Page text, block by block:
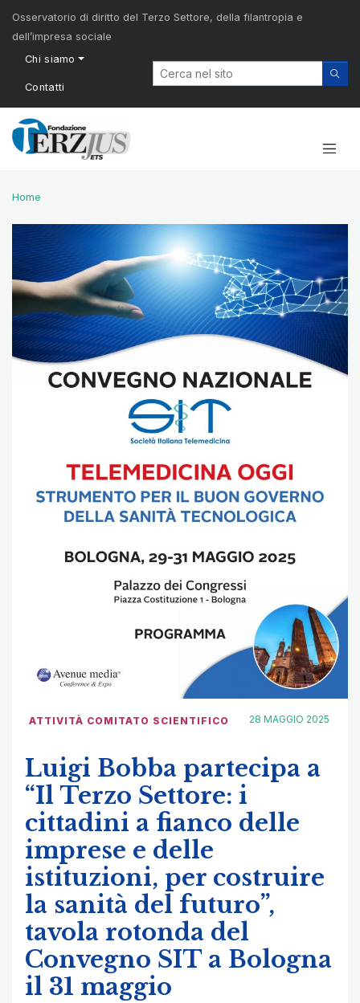
Osservatorio di diritto del Terzo Settore, della filantropia e
dell’impresa sociale
Chi siamo
Contatti
Home
ATTIVITÀ COMITATO SCIENTIFICO 28 MAGGIO 2025
Luigi Bobba partecipa a
“Il Terzo Settore: i
cittadini a fianco delle
imprese e delle
istituzioni, per costruire
la sanità del futuro”,
tavola rotonda del
Convegno SIT a Bologna
il 31 maggio